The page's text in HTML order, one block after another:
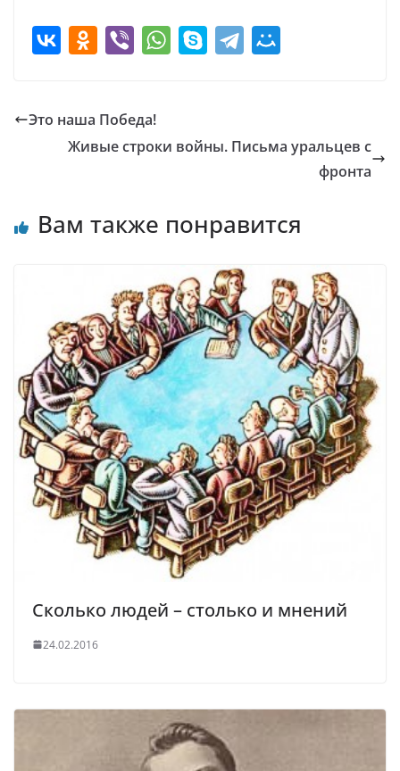
Это наша Победа!
Живые строки войны. Письма уральцев c
фронта
Вам также понравится
Сколько людей – столько и мнений
24.02.2016